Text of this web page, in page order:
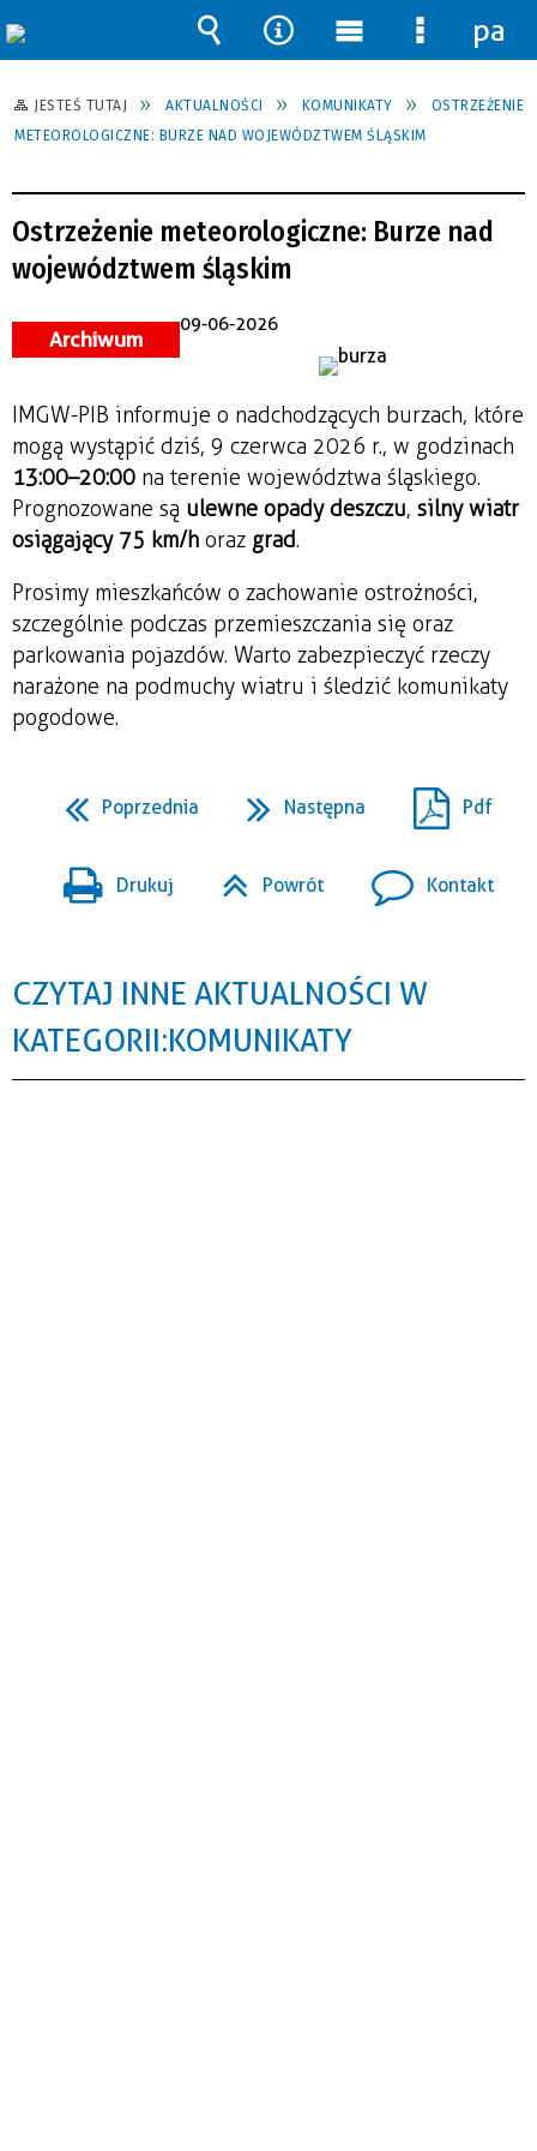
JESTEŚ TUTAJ AKTUALNOŚCI KOMUNIKATY
OSTRZEŻENIE
METEOROLOGICZNE: BURZE NAD WOJEWÓDZTWEM ŚLĄSKIM
Ostrzeżenie meteorologiczne: Burze nad
województwem śląskim
Archiwum
09-06-2026
IMGW-PIB informuje o nadchodzących burzach, które
13:00–20:00 na terenie województwa śląskiego.
Prognozowane są ulewne opady deszczu, silny wiatr
osiągający 75 km/h oraz grad.
Prosimy mieszkańców o zachowanie ostrożności,
szczególnie podczas przemieszczania się oraz
parkowania pojazdów. Warto zabezpieczyć rzeczy
narażone na podmuchy wiatru i śledzić komunikaty
pogodowe.
Poprzednia Następna Pdf
Drukuj Powrót Kontakt
CZYTAJ INNE AKTUALNOŚCI W
KATEGORII: KOMUNIKATY
Wyszukiwarka
Narzędzia
Menu
główne
Menu